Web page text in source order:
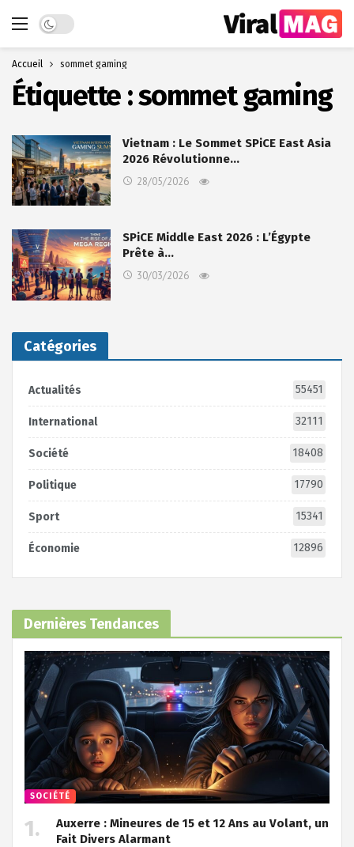
Dark mode
Accueil sommet gaming
Étiquette :sommet gaming
Vietnam : Le Sommet SPiCE East Asia
2026 Révolutionne…
28/05/2026
SPiCE Middle East 2026 : L’Égypte
Prête à…
30/03/2026
Catégories
Actualités 55451
International 32111
Société 18408
Politique 17790
Sport 15341
Économie 12896
Dernières Tendances
SOCIÉTÉ
Auxerre : Mineures de 15 et 12 Ans au Volant, un
Fait Divers Alarmant